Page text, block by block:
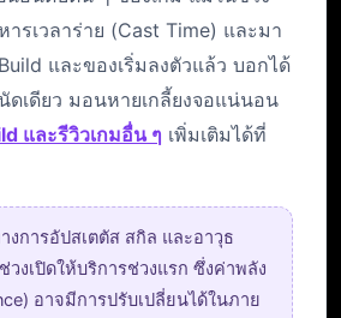
ารเวลาร่าย (Cast Time) และมา
และของเริ่มลงตัวแล้ว บอกได้
ดเดียว มอนหายเกลี้ยงจอแน่นอน
และรีวิวเกมอื่น ๆ เพิ่มเติมได้ที่
งการอัปสเตตัส สกิล และอาวุธ
วงเปิดให้บริการช่วงแรก ซึ่งค่าพลัง
อาจมีการปรับเปลี่ยนได้ในภาย